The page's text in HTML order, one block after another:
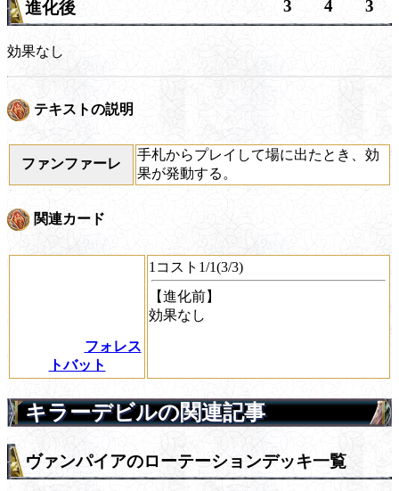
進化後 3 4 3
効果なし
テキストの説明
ファンファーレ
手札からプレイして場に出たとき、効
果が発動する。
関連カード
フォレス
トバット
1コスト1/1(3/3)
【進化前】
効果なし
キラーデビルの関連記事
ヴァンパイアのローテーションデッキ一覧